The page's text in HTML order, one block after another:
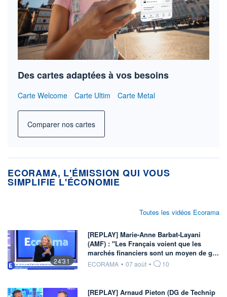
Des cartes adaptées à vos besoins
Carte Welcome Carte Ultim Carte Metal
Comparer nos cartes
ECORAMA, L'ÉMISSION QUI VOUS
SIMPLIFIE L'ÉCONOMIE
Toutes les vidéos Ecorama
24'31
[REPLAY] Marie-Anne Barbat-Layani
(AMF) : "Les Français voient que les
marchés financiers sont un moyen de g…
information fournie par
ECORAMA • 07 août • 10
[REPLAY] Arnaud Pieton (DG de Technip